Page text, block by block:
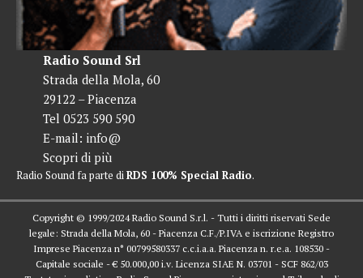
Radio Sound Srl
Strada della Mola, 60
29122 – Piacenza
Tel 0523 590 590
E-mail: info@
Scopri di più
Radio Sound fa parte diRDS 100% Special Radio.
Copyright © 1999/2024 Radio Sound S.r.l. - Tutti i diritti riservati Sede
legale: Strada della Mola, 60 - Piacenza C.F./P.IVA e iscrizione Registro
Imprese Piacenza n° 00799580337 c.c.i.a.a. Piacenza n. r.e.a. 108530 -
Capitale sociale - € 50.000,00 i.v. Licenza SIAE N. 03701 - SCF 862/03